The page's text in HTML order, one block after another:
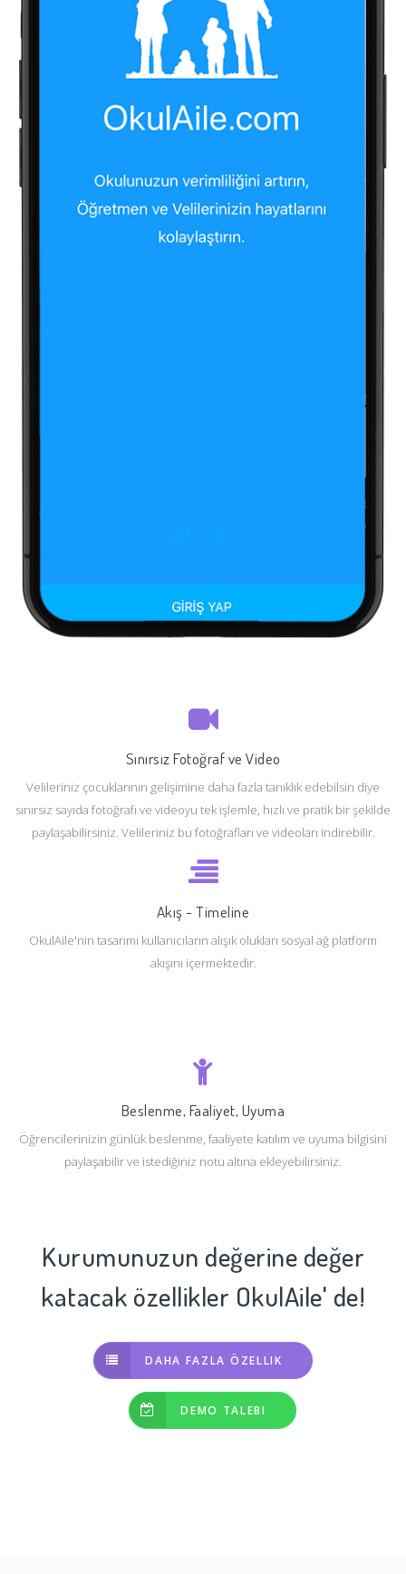
Sınırsız Fotoğraf ve Video
Velileriniz çocuklarının gelişimine daha fazla tanıklık edebilsin diye
sınırsız sayıda fotoğrafı ve videoyu tek işlemle, hızlı ve pratik bir şekilde
paylaşabilirsiniz. Velileriniz bu fotoğrafları ve videoları indirebilir.
Akış - Timeline
OkulAile'nin tasarımı kullanıcıların alışık olukları sosyal ağ platform
akışını içermektedir.
Beslenme, Faaliyet, Uyuma
Öğrencilerinizin günlük beslenme, faaliyete katılım ve uyuma bilgisini
paylaşabilir ve istediğiniz notu altına ekleyebilirsiniz.
Kurumunuzun değerine değer
katacak özellikler OkulAile' de!
DAHA FAZLA ÖZELLIK
DEMO TALEBI